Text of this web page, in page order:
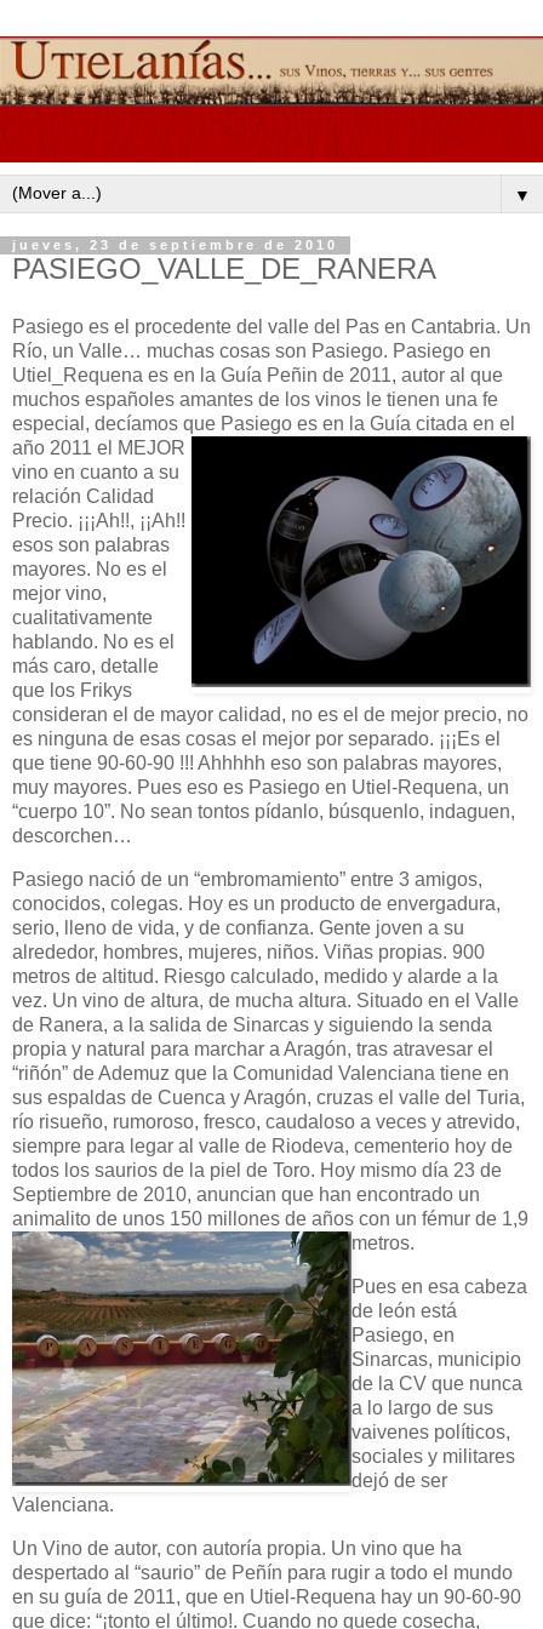
▼
jueves, 23 de septiembre de 2010
PASIEGO_VALLE_DE_RANERA
Pasiego es el procedente del valle del Pas en Cantabria. Un
Río, un Valle… muchas cosas son Pasiego. Pasiego en
Utiel_Requena es en la Guía Peñin de 2011, autor al que
muchos españoles amantes de los vinos le tienen una fe
especial, decíamos que Pasiego es en la Guía citada en el
año 2011 el MEJOR
vino en cuanto a su
relación Calidad
Precio. ¡¡¡Ah!!, ¡¡Ah!!
esos son palabras
mayores. No es el
mejor vino,
cualitativamente
hablando. No es el
más caro, detalle
que los Frikys
consideran el de mayor calidad, no es el de mejor precio, no
es ninguna de esas cosas el mejor por separado. ¡¡¡Es el
que tiene 90-60-90 !!! Ahhhhh eso son palabras mayores,
muy mayores. Pues eso es Pasiego en Utiel-Requena, un
“cuerpo 10”. No sean tontos pídanlo, búsquenlo, indaguen,
descorchen…
Pasiego nació de un “embromamiento” entre 3 amigos,
conocidos, colegas. Hoy es un producto de envergadura,
serio, lleno de vida, y de confianza. Gente joven a su
alrededor, hombres, mujeres, niños. Viñas propias. 900
metros de altitud. Riesgo calculado, medido y alarde a la
vez. Un vino de altura, de mucha altura. Situado en el Valle
de Ranera, a la salida de Sinarcas y siguiendo la senda
propia y natural para marchar a Aragón, tras atravesar el
“riñón” de Ademuz que la Comunidad Valenciana tiene en
sus espaldas de Cuenca y Aragón, cruzas el valle del Turia,
río risueño, rumoroso, fresco, caudaloso a veces y atrevido,
siempre para legar al valle de Riodeva, cementerio hoy de
todos los saurios de la piel de Toro. Hoy mismo día 23 de
Septiembre de 2010, anuncian que han encontrado un
animalito de unos 150 millones de años con un fémur de 1,9
metros.
Pues en esa cabeza
de león está
Pasiego, en
Sinarcas, municipio
de la CV que nunca
a lo largo de sus
vaivenes políticos,
sociales y militares
dejó de ser
Valenciana.
Un Vino de autor, con autoría propia. Un vino que ha
despertado al “saurio” de Peñín para rugir a todo el mundo
en su guía de 2011, que en Utiel-Requena hay un 90-60-90
que dice: “¡tonto el último!. Cuando no quede cosecha,